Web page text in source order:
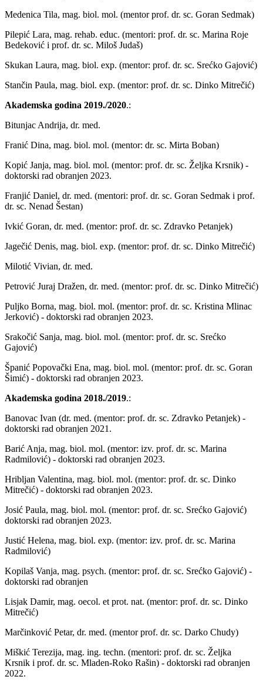
Medenica Tila, mag. biol. mol. (mentor prof. dr. sc. Goran Sedmak)
Pilepić Lara, mag. rehab. educ. (mentori: prof. dr. sc. Marina Roje
Bedeković i prof. dr. sc. Miloš Judaš)
Skukan Laura, mag. biol. exp. (mentor: prof. dr. sc. Srećko Gajović)
Stančin Paula, mag. biol. exp. (mentor: prof. dr. sc. Dinko Mitrečić)
Akademska godina 2019./2020.:
Bitunjac Andrija, dr. med.
Franić Dina, mag. biol. mol. (mentor: dr. sc. Mirta Boban)
Kopić Janja, mag. biol. mol. (mentor: prof. dr. sc. Željka Krsnik) -
doktorski rad obranjen 2023.
Franjić Daniel, dr. med. (mentori: prof. dr. sc. Goran Sedmak i prof.
dr. sc. Nenad Šestan)
Ivkić Goran, dr. med. (mentor: prof. dr. sc. Zdravko Petanjek)
Jagečić Denis, mag. biol. exp. (mentor: prof. dr. sc. Dinko Mitrečić)
Milotić Vivian, dr. med.
Petrović Juraj Dražen, dr. med. (mentor: prof. dr. sc. Dinko Mitrečić)
Puljko Borna, mag. biol. mol. (mentor: prof. dr. sc. Kristina Mlinac
Jerković) - doktorski rad obranjen 2023.
Srakočić Sanja, mag. biol. mol. (mentor: prof. dr. sc. Srećko
Gajović)
Španić Popovački Ena, mag. biol. mol. (mentor: prof. dr. sc. Goran
Šimić) - doktorski rad obranjen 2023.
Akademska godina 2018./2019.:
Banovac Ivan (dr. med. (mentor: prof. dr. sc. Zdravko Petanjek) -
doktorski rad obranjen 2021.
Barić Anja, mag. biol. mol. (mentor: izv. prof. dr. sc. Marina
Radmilović) - doktorski rad obranjen 2023.
Hribljan Valentina, mag. biol. mol. (mentor: prof. dr. sc. Dinko
Mitrečić) - doktorski rad obranjen 2023.
Josić Paula, mag. biol. mol. (mentor: prof. dr. sc. Srećko Gajović)
doktorski rad obranjen 2023.
Justić Helena, mag. biol. exp. (mentor: izv. prof. dr. sc. Marina
Radmilović)
Kopilaš Vanja, mag. psych. (mentor: prof. dr. sc. Srećko Gajović) -
doktorski rad obranjen
Lisjak Damir, mag. oecol. et prot. nat. (mentor: prof. dr. sc. Dinko
Mitrečić)
Marčinković Petar, dr. med. (mentor prof. dr. sc. Darko Chudy)
Miškić Terezija, mag. ing. techn. (mentori: prof. dr. sc. Željka
Krsnik i prof. dr. sc. Mladen-Roko Rašin) - doktorski rad obranjen
2022.